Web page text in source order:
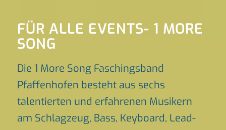
FÜR ALLE EVENTS- 1 MORE
SONG
Die 1 More Song Faschingsband
Pfaffenhofen besteht aus sechs
talentierten und erfahrenen Musikern
am Schlagzeug, Bass, Keyboard, Lead-